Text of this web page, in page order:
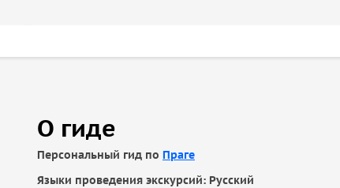
О гиде
Персональный гид по Праге
Языки проведения экскурсий: Русский